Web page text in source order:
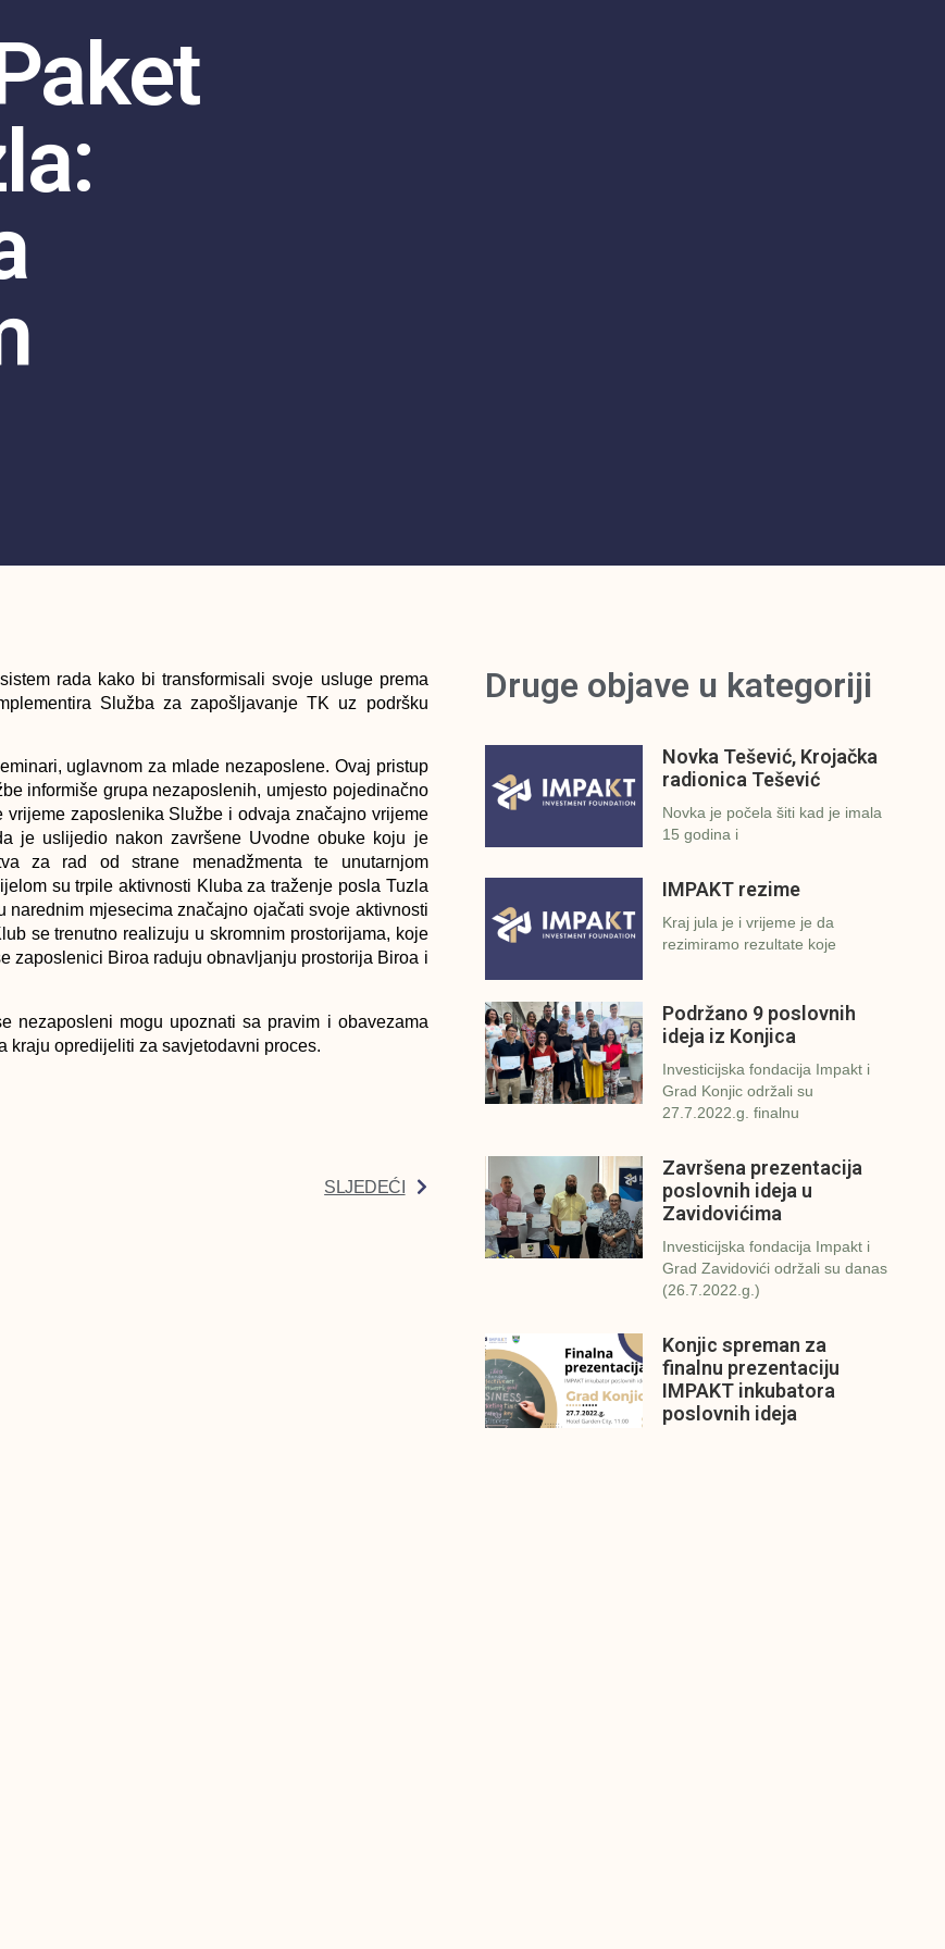
rada kako bi transformisali svoje usluge prema
Služba za zapošljavanje TK uz podršku
uglavnom za mlade nezaposlene. Ovaj pristup
informiše grupa nezaposlenih, umjesto pojedinačno
zaposlenika Službe i odvaja značajno vrijeme
je uslijedio nakon završene Uvodne obuke koju je
za rad od strane menadžmenta te unutarnjom
su trpile aktivnosti Kluba za traženje posla Tuzla
mjesecima značajno ojačati svoje aktivnosti
se trenutno realizuju u skromnim prostorijama, koje
zaposlenici Biroa raduju obnavljanju prostorija Biroa i
nezaposleni mogu upoznati sa pravim i obavezama
kraju opredijeliti za savjetodavni proces.
SLJEDEĆI
Druge objave u kategoriji
Novka Tešević, Krojačka
radionica Tešević
Novka je počela šiti kad je imala
15 godina i
IMPAKT rezime
Kraj jula je i vrijeme je da
rezimiramo rezultate koje
Podržano 9 poslovnih
ideja iz Konjica
Investicijska fondacija Impakt i
Grad Konjic održali su
27.7.2022.g. finalnu
Završena prezentacija
poslovnih ideja u
Zavidovićima
Investicijska fondacija Impakt i
Grad Zavidovići održali su danas
(26.7.2022.g.)
Konjic spreman za
finalnu prezentaciju
IMPAKT inkubatora
poslovnih ideja